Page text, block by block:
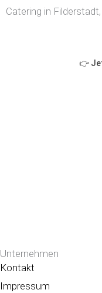
Catering in
👉
Unternehmen
Kontakt
Impressum